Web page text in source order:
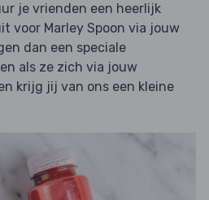
je vrienden een heerlijk
voor Marley Spoon via jouw
dan een speciale
als ze zich via jouw
krijg jij van ons een kleine